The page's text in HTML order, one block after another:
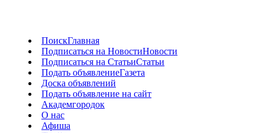
ПоискГлавная
Подписаться на НовостиНовости
Подписаться на СтатьиСтатьи
Подать объявлениеГазета
Доска объявлений
Подать объявление на сайт
Академгородок
О нас
Афиша